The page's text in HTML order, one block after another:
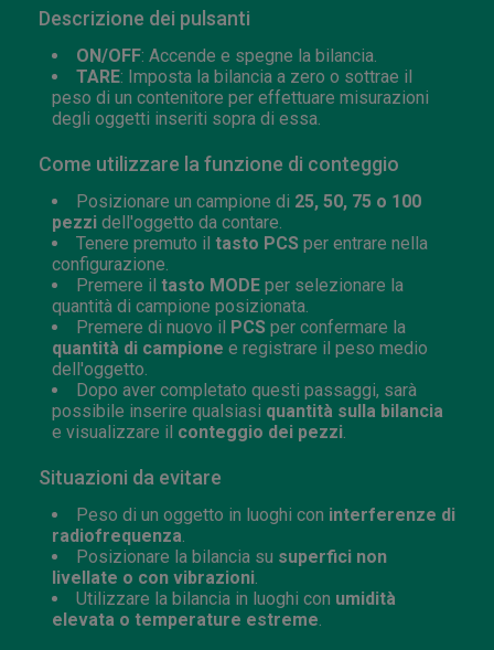
Descrizione dei pulsanti
ON/OFF: Accende e spegne la bilancia.
TARE: Imposta la bilancia a zero o sottrae il
peso di un contenitore per effettuare misurazioni
degli oggetti inseriti sopra di essa.
Come utilizzare la funzione di conteggio
Posizionare un campione di 25, 50, 75 o 100
pezzi dell'oggetto da contare.
Tenere premuto il tasto PCS per entrare nella
configurazione.
Premere il tasto MODE per selezionare la
quantità di campione posizionata.
Premere di nuovo il PCS per confermare la
quantità di campione e registrare il peso medio
dell'oggetto.
Dopo aver completato questi passaggi, sarà
possibile inserire qualsiasi quantità sulla bilancia
e visualizzare il conteggio dei pezzi
Situazioni da evitare
Peso di un oggetto in luoghi con interferenze di
radiofrequenza
Posizionare la bilancia su superfici non
livellate o con vibrazioni
Utilizzare la bilancia in luoghi con umidità
elevata o temperature estreme